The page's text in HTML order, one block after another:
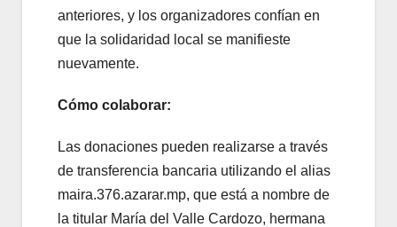
anteriores, y los organizadores confían en
que la solidaridad local se manifieste
nuevamente.
Cómo colaborar:
Las donaciones pueden realizarse a través
de transferencia bancaria utilizando el alias
maira.376.azarar.mp, que está a nombre de
la titular María del Valle Cardozo, hermana